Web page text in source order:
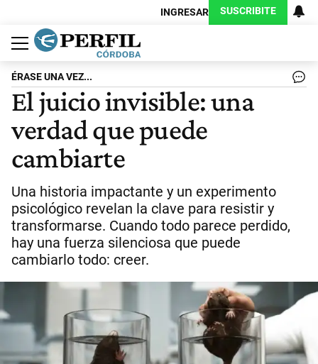
INGRESAR SUSCRIBITE
Política
Economía
Judiciales
Sociedad
Cultura
Espectáculos
Deportes
Protagonistas
ÉRASE UNA VEZ...
El juicio invisible: una
verdad que puede
cambiarte
Una historia impactante y un experimento
psicológico revelan la clave para resistir y
transformarse. Cuando todo parece perdido,
hay una fuerza silenciosa que puede
cambiarlo todo: creer.